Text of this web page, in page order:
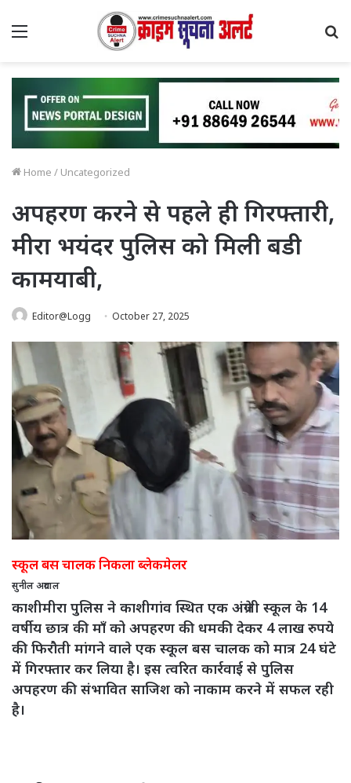
Menu
Home / Uncategorized
अपहरण करने से पहले ही गिरफ्तारी,
मीरा भयंदर पुलिस को मिली बडी
कामयाबी,
Editor@Logg October 27, 2025
स्कूल बस चालक निकला ब्लेकमेलर
सुनील अग्रवाल
काशीमीरा पुलिस ने काशीगांव स्थित एक अंग्रेजी स्कूल के 14
वर्षीय छात्र की माँ को अपहरण की धमकी देकर 4 लाख रुपये
की फिरौती मांगने वाले एक स्कूल बस चालक को मात्र 24 घंटे
में गिरफ्तार कर लिया है। इस त्वरित कार्रवाई से पुलिस
अपहरण की संभावित साजिश को नाकाम करने में सफल रही
है।